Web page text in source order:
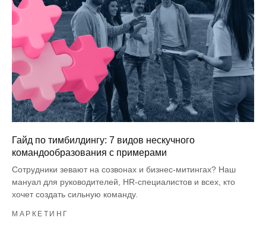
Гайд по тимбилдингу: 7 видов нескучного
командообразования с примерами
Сотрудники зевают на созвонах и бизнес-митингах? Наш
мануал для руководителей, HR-специалистов и всех, кто
хочет создать сильную команду.
МАРКЕТИНГ